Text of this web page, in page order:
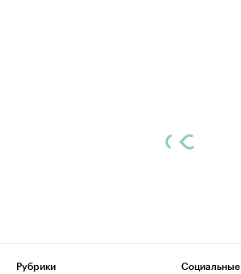
Рубрики
Социальные